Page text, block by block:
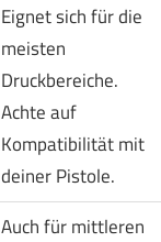
Eignet sich für die
meisten
Druckbereiche.
Achte auf
Kompatibilität mit
deiner Pistole.
Auch für mittleren